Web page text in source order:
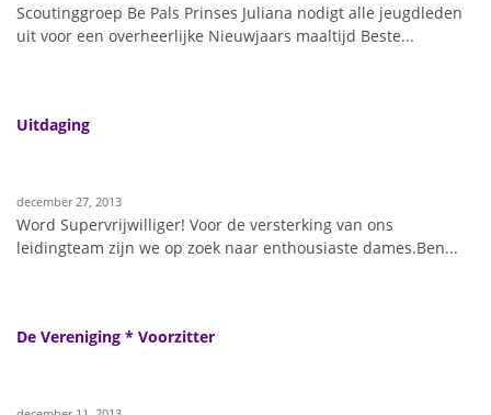
Scoutinggroep Be Pals Prinses Juliana nodigt alle jeugdleden
uit voor een overheerlijke Nieuwjaars maaltijd Beste...
Uitdaging
december 27, 2013
Word Supervrijwilliger! Voor de versterking van ons
leidingteam zijn we op zoek naar enthousiaste dames.Ben...
De Vereniging * Voorzitter